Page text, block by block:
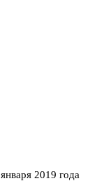
2019 года